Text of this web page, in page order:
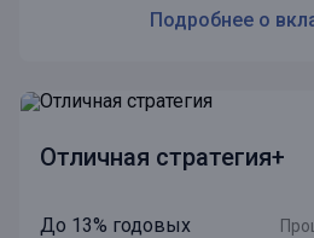
Подробнее о
Отличная стратегия+
До 13% годовых